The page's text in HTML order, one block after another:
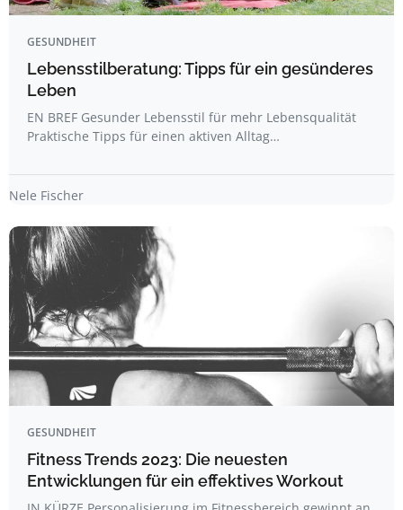
GESUNDHEIT
Lebensstilberatung: Tipps für ein gesünderes
Leben
EN BREF Gesunder Lebensstil für mehr Lebensqualität
Praktische Tipps für einen aktiven Alltag…
Nele Fischer
GESUNDHEIT
Fitness Trends 2023: Die neuesten
Entwicklungen für ein effektives Workout